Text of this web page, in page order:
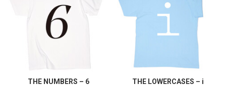
THE NUMBERS – 6 THE LOWERCASES – i